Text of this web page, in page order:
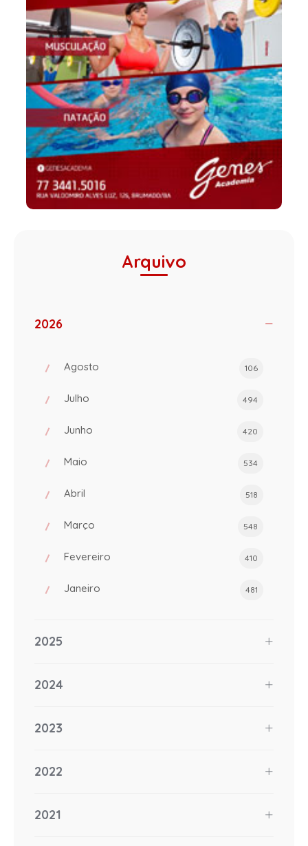
Arquivo
2026
Agosto 106
Julho 494
Junho 420
Maio 534
Abril 518
Março 548
Fevereiro 410
Janeiro 481
2025
2024
2023
2022
2021